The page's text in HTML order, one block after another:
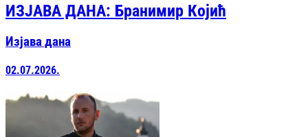
ИЗЈАВА ДАНА: Бранимир Којић
Изјава дана
02.07.2026.